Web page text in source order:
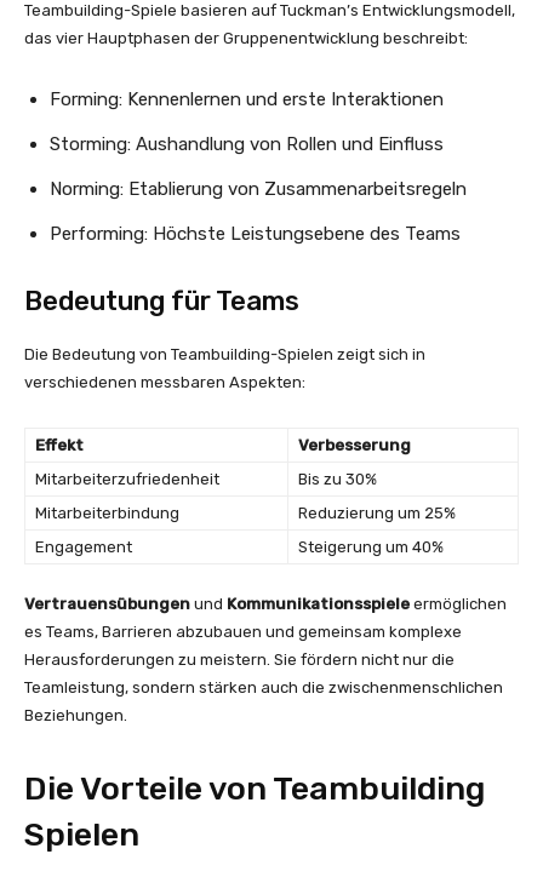
Teambuilding-Spiele basieren auf Tuckman’s Entwicklungsmodell,
das vier Hauptphasen der Gruppenentwicklung beschreibt:
Forming: Kennenlernen und erste Interaktionen
Storming: Aushandlung von Rollen und Einfluss
Norming: Etablierung von Zusammenarbeitsregeln
Performing: Höchste Leistungsebene des Teams
Bedeutung für Teams
Die Bedeutung von Teambuilding-Spielen zeigt sich in
verschiedenen messbaren Aspekten:
Effekt
Verbesserung
Mitarbeiterzufriedenheit
Bis zu 30%
Mitarbeiterbindung
Reduzierung um 25%
Engagement
Steigerung um 40%
Vertrauensübungen und Kommunikationsspiele ermöglichen
es Teams, Barrieren abzubauen und gemeinsam komplexe
Herausforderungen zu meistern. Sie fördern nicht nur die
Teamleistung, sondern stärken auch die zwischenmenschlichen
Beziehungen.
Die Vorteile von Teambuilding
Spielen